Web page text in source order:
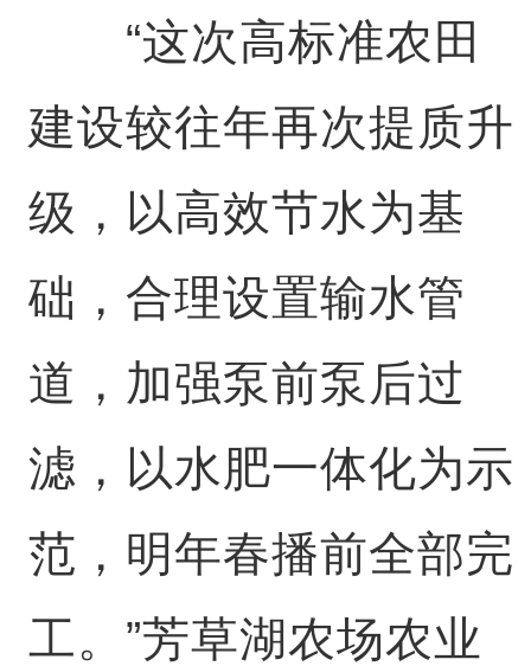
“这次高标准农田
建设较往年再次提质升
级，以高效节水为基
础，合理设置输水管
道，加强泵前泵后过
滤，以水肥一体化为示
范，明年春播前全部完
工。”芳草湖农场农业